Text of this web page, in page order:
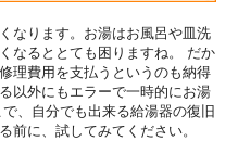
なります。お湯はお風呂や皿洗
なるととても困りますね。 だか
理費用を支払うというのも納得
以外にもエラーで一時的にお湯
、自分でも出来る給湯器の復旧
前に、試してみてください。